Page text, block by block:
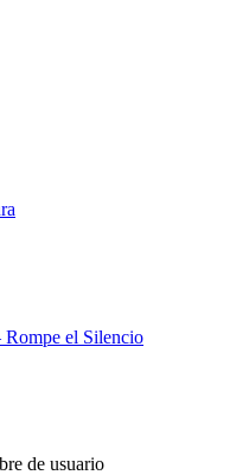
Rompe el Silencio
de usuario